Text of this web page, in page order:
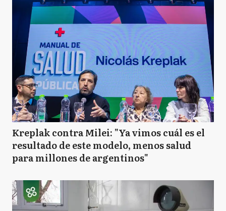
Kreplak contra Milei: "Ya vimos cuál es el
resultado de este modelo, menos salud
para millones de argentinos"